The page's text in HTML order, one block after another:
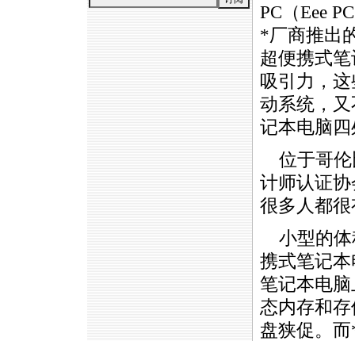
PC（Eee
*厂商推出
超便携式
吸引力，
动系统，
记本电脑
位于哥伦
计师认证
很多人都
小型的体
携式笔记
笔记本电
态内存和
盘狭促。而